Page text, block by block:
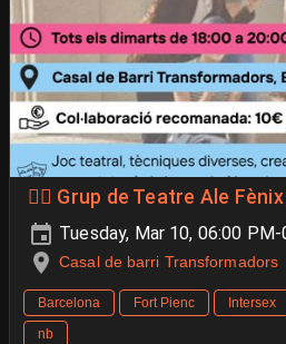
🐦‍🔥 Grup de Teatre Ale
Tuesday, Mar 10, 06:00
Casal de barri Transformadors
Barcelona Fort Pienc Intersex
nb